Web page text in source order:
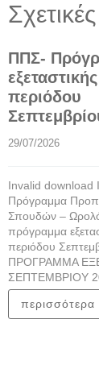
ΠΠΣ-
εξεταστικής
περιόδου
29/07/2026
Invalid download
Πρόγραμμα
Σπουδών –
πρόγραμμα
περιόδου
ΠΡΟΓΡΑΜΜΑ
ΣΕΠΤΕΜΒΡΙΟΥ
περισσότερα